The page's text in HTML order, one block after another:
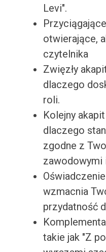
Levi".
otwierające,
czytelnika
Zwięzły
dlaczego
roli.
Kolejny
dlaczego
zgodne z
zawodowymi
wzmacnia
przydatność
takie jak "Z